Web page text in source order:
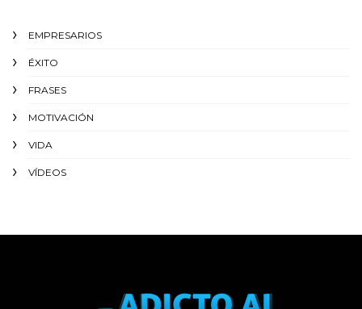
EMPRESARIOS
ÉXITO‬
FRASES
MOTIVACIÓN
VIDA
VÍDEOS